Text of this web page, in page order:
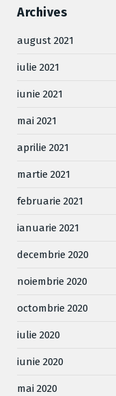
Archives
august 2021
iulie 2021
iunie 2021
mai 2021
aprilie 2021
martie 2021
februarie 2021
ianuarie 2021
decembrie 2020
noiembrie 2020
octombrie 2020
iulie 2020
iunie 2020
mai 2020